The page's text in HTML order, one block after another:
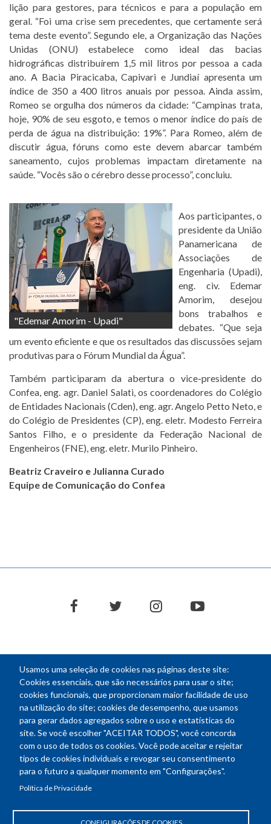
Usamos uma seleção de cookies nas páginas deste site:
Cookies essenciais, que são necessários para usar o site;
cookies funcionais, que proporcionam maior facilidade de uso
na utilização do site; cookies de desempenho, que usamos
para gerar dados agregados sobre o uso e estatísticas do
site. Se você escolher "ACEITAR TODOS", você concorda
com o uso de todos os cookies. Você pode aceitar e rejeitar
tipos de cookies individuais e revogar seu consentimento
para o futuro a qualquer momento em "Configurações".
Política de Privacidade
lição para gestores, para técnicos e para a população em
geral. “Foi uma crise sem precedentes, que certamente será
tema deste evento”. Segundo ele, a Organização das Nações
Unidas (ONU) estabelece como ideal das bacias
hidrográficas distribuírem 1,5 mil litros por pessoa a cada
ano. A Bacia Piracicaba, Capivari e Jundiaí apresenta um
índice de 350 a 400 litros anuais por pessoa. Ainda assim,
Romeo se orgulha dos números da cidade: “Campinas trata,
hoje, 90% de seu esgoto, e temos o menor índice do país de
perda de água na distribuição: 19%”. Para Romeo, além de
discutir água, fóruns como este devem abarcar também
saneamento, cujos problemas impactam diretamente na
saúde. “Vocês são o cérebro desse processo”, concluiu.
"Edemar Amorim - Upadi"
Aos participantes, o
presidente da União
Panamericana de
Associações de
Engenharia (Upadi),
eng. civ. Edemar
Amorim, desejou
bons trabalhos e
debates. “Que seja
um evento eficiente e que os resultados das discussões sejam
produtivas para o Fórum Mundial da Água”.
Também participaram da abertura o vice-presidente do
Confea, eng. agr. Daniel Salati, os coordenadores do Colégio
de Entidades Nacionais (Cden), eng. agr. Angelo Petto Neto, e
do Colégio de Presidentes (CP), eng. eletr. Modesto Ferreira
Santos Filho, e o presidente da Federação Nacional de
Engenheiros (FNE), eng. eletr. Murilo Pinheiro.
Beatriz Craveiro e Julianna Curado
Equipe de Comunicação do Confea
facebooktwitter instagramyoutube
NEWSLETTER
Endereço: SEPN 508, Bloco A
70740-541 - Brasília-DF
Horário de funcionamento: das 8h30 às 18h30